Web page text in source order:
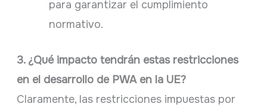
para garantizar el cumplimiento
normativo.
3. ¿Qué impacto tendrán estas restricciones
en el desarrollo de PWA en la UE?
Claramente, las restricciones impuestas por